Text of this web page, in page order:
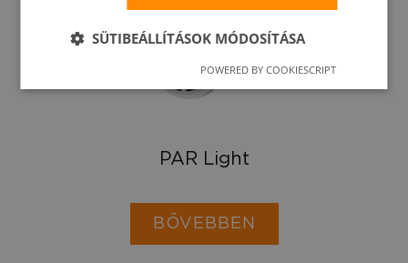
PAR Light
BŐVEBBEN
SÜTIBEÁLLÍTÁSOK MÓDOSÍTÁSA
POWERED BY COOKIESCRIPT